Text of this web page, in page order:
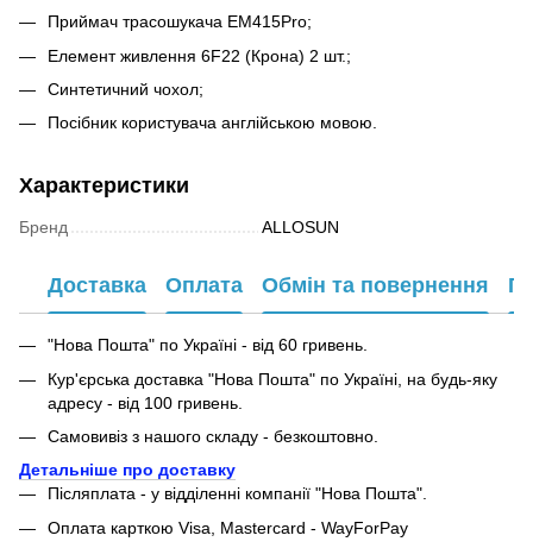
Приймач трасошукача EM415Pro;
Елемент живлення 6F22 (Крона) 2 шт.;
Синтетичний чохол;
Посібник користувача англійською мовою.
Характеристики
Бренд ALLOSUN
Доставка Оплата Обмін та повернення
"Нова Пошта" по Україні - від 60 гривень.
Кур'єрська доставка "Нова Пошта" по Україні, на будь-яку
адресу - від 100 гривень.
Самовивіз з нашого складу - безкоштовно.
Детальніше про доставку
Післяплата - у відділенні компанії "Нова Пошта".
Оплата карткою Visa, Mastercard - WayForPay